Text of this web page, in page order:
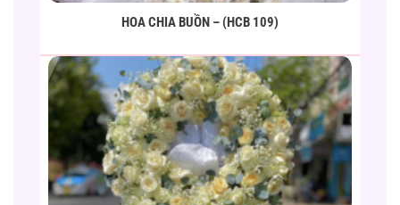
HOA CHIA BUỒN – (HCB 109)